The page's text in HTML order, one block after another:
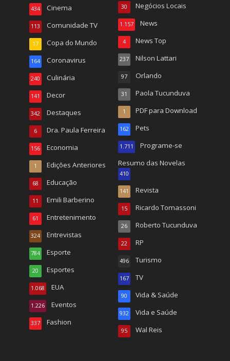
Cinema
434
Comunidade TV
113
Copa do Mundo
17
Coronavirus
164
Culinária
240
Decor
141
Destaques
342
Dra. Paula Ferreira
6
Economia
156
Edições Anteriores
1
Educação
68
Emili Barberino
11
Entretenimento
61
Entrevistas
324
Esporte
784
Esportes
20
EUA
1.068
Eventos
1.226
Fashion
337
Negócios Locais
30
News
1.157
News Top
4
Nilson Lattari
237
Orlando
97
Paola Tucunduva
31
PDF para Download
1
Pets
162
Programe-se
1.711
Resumo das Novelas
410
Revista
141
Ricardo Tomassoni
15
Roberto Tucunduva
26
RP
22
Turismo
496
TV
167
Vida & Saúde
90
Vida e Saúde
932
Wal Reis
95